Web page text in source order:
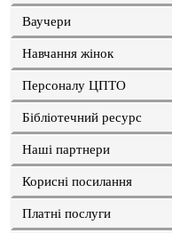
Ваучери
Навчання жінок
Персоналу ЦПТО
Бібліотечний ресурс
Наші партнери
Корисні посилання
Платні послуги